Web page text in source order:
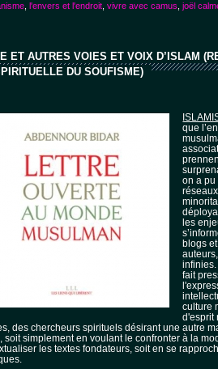
l'envers et l'endroit vivre avec camus joël
ET AUTRES VOIES ET VOIX D’ISLAM
DU SOUFISME)
que
on a pu
les
blogs
fait
culture
d'esprit
des chercheurs spirituels désirant une autre
soit simplement en voulant le confronter à la
les textes fondateurs, soit en se